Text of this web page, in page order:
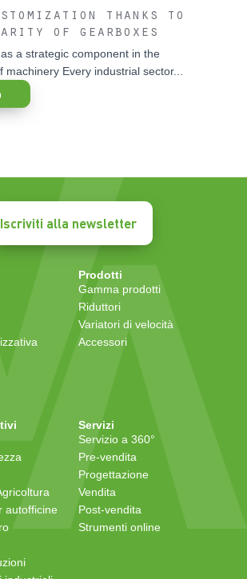
thanks to
of gearboxes
a strategic component in the
machinery Every industrial sector...
Iscriviti alla newsletter
Prodotti
Gamma prodotti
Riduttori
Variatori di velocità
Accessori
autofficine
Servizi
Servizio a 360°
Pre-vendita
Progettazione
Vendita
Post-vendita
Strumenti online